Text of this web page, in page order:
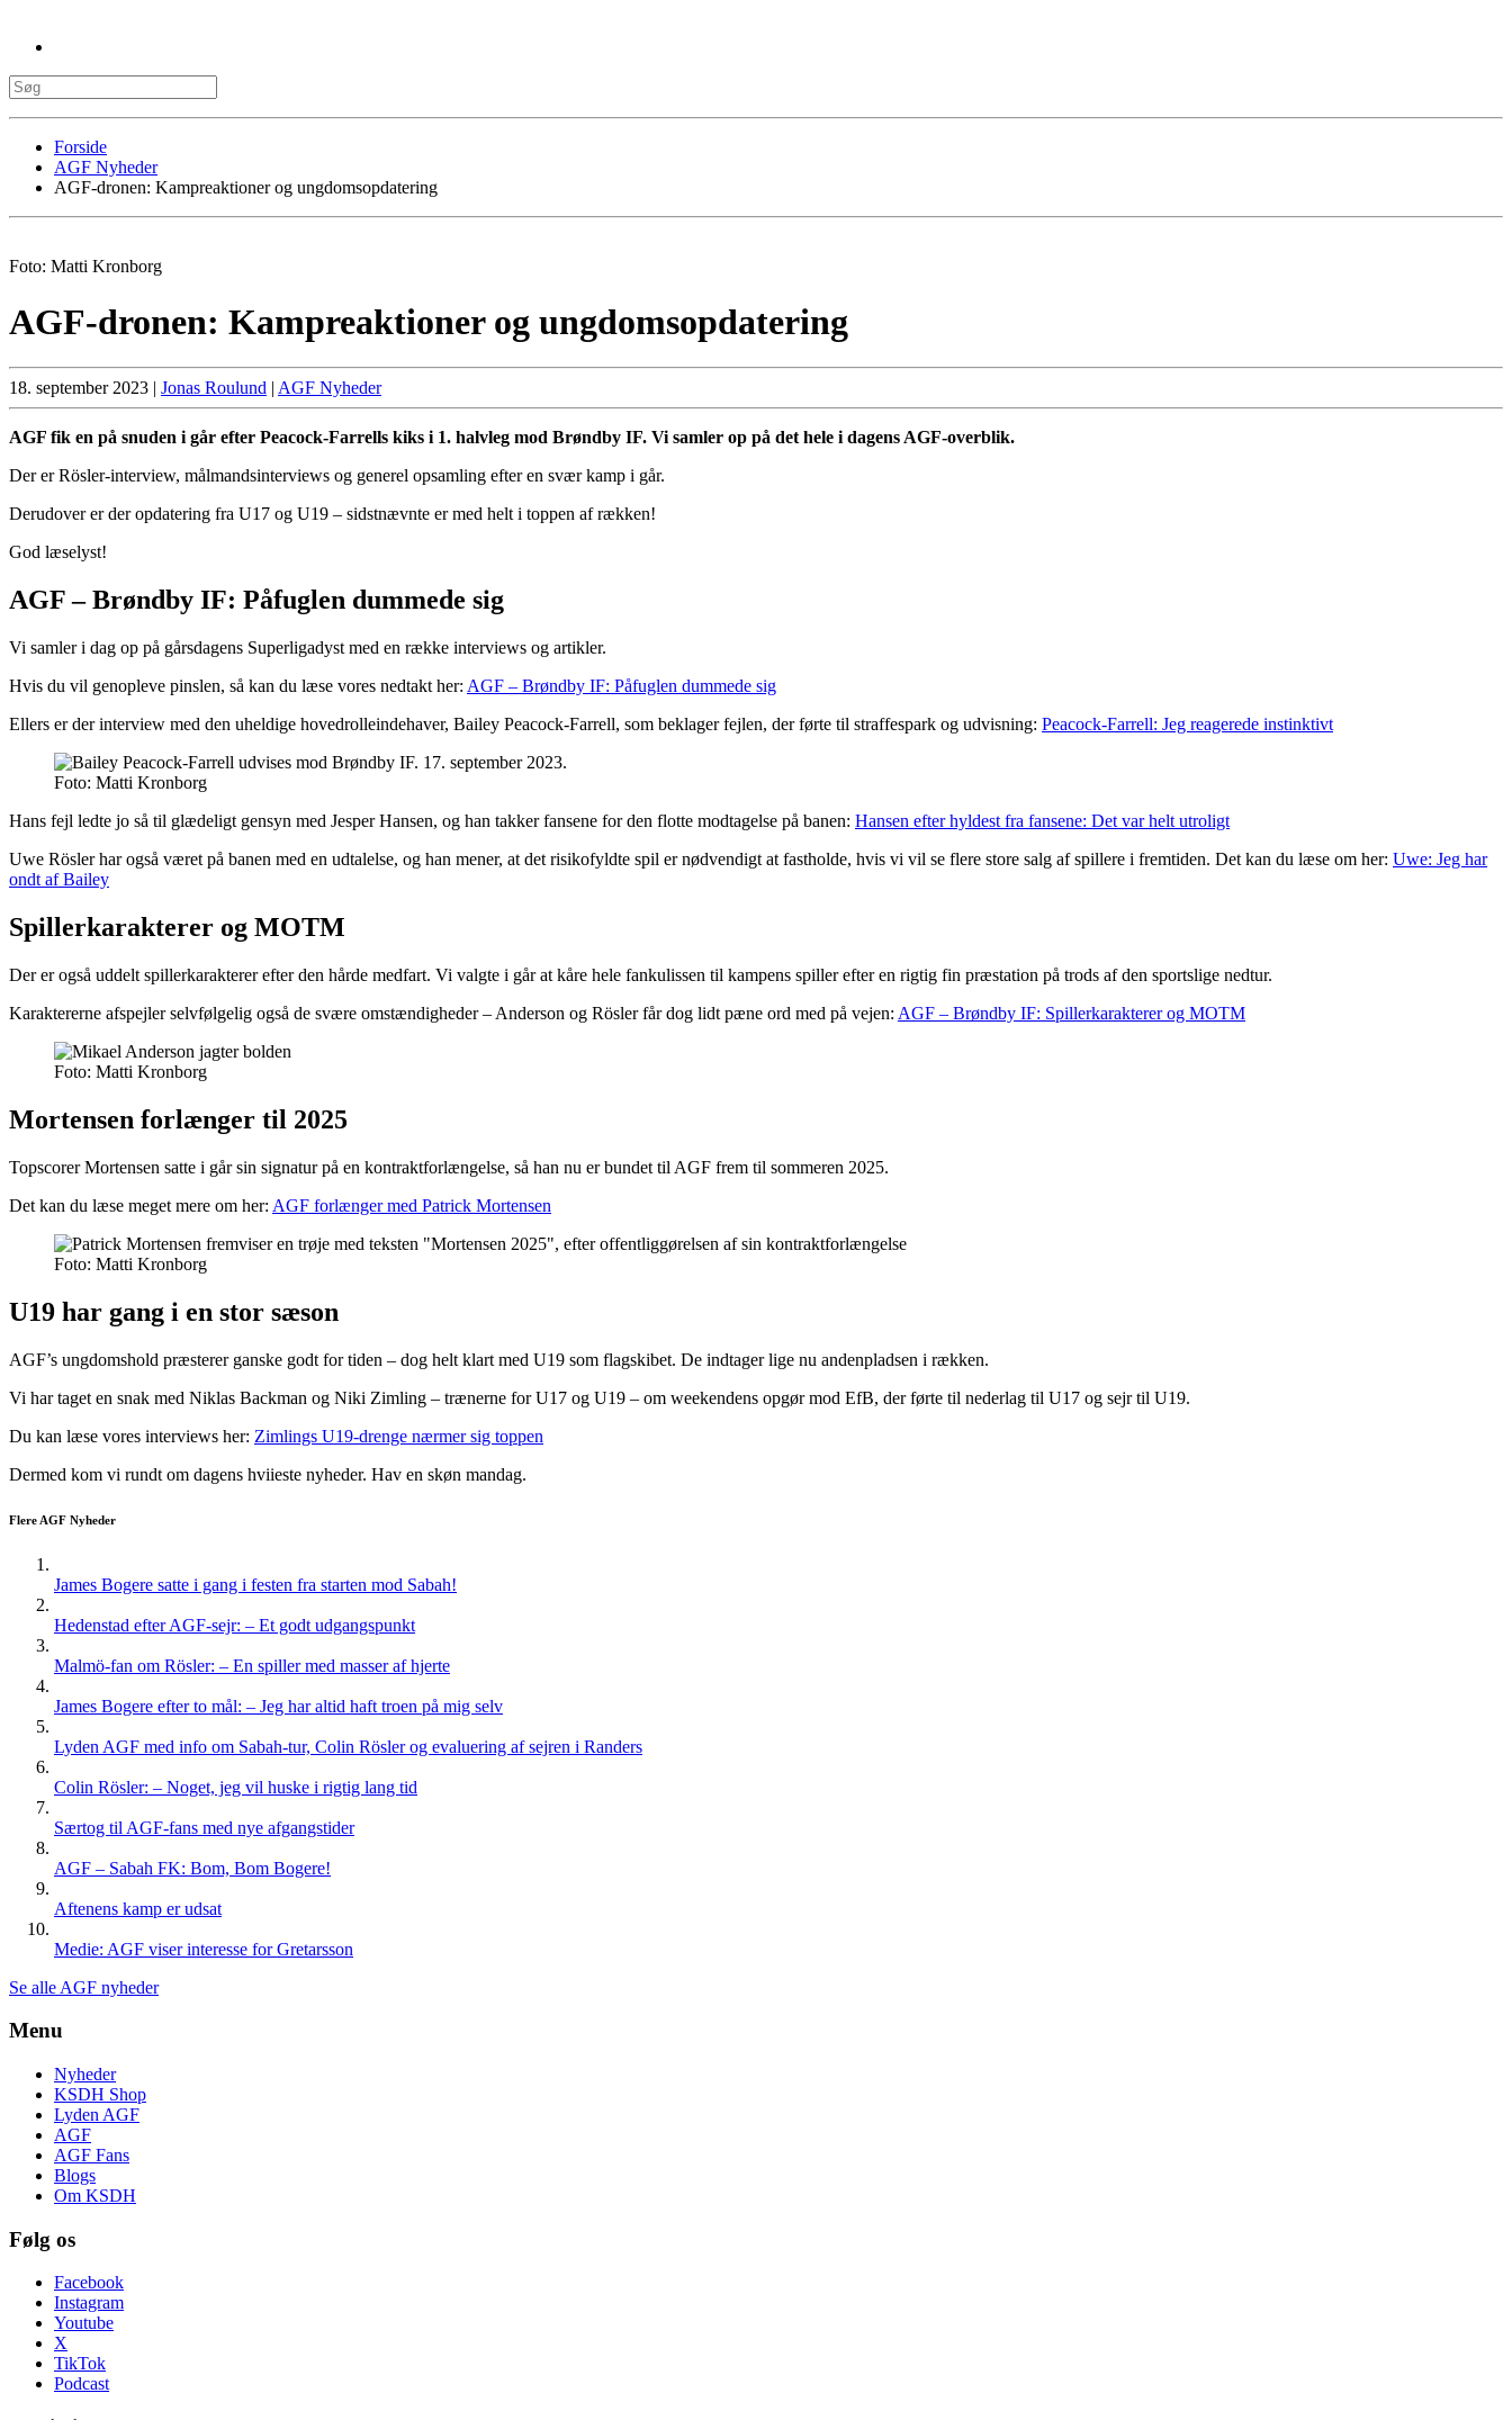
Forside
AGF Nyheder
AGF-dronen: Kampreaktioner og ungdomsopdatering
Foto: Matti Kronborg
AGF-dronen: Kampreaktioner og ungdomsopdatering
18. september 2023 | Jonas Roulund | AGF Nyheder
AGF fik en på snuden i går efter Peacock-Farrells kiks i 1. halvleg mod Brøndby IF. Vi samler op på det hele i dagens AGF-overblik.
Der er Rösler-interview, målmandsinterviews og generel opsamling efter en svær kamp i går.
Derudover er der opdatering fra U17 og U19 – sidstnævnte er med helt i toppen af rækken!
God læselyst!
AGF – Brøndby IF: Påfuglen dummede sig
Vi samler i dag op på gårsdagens Superligadyst med en række interviews og artikler.
Hvis du vil genopleve pinslen, så kan du læse vores nedtakt her: AGF – Brøndby IF: Påfuglen dummede sig
Ellers er der interview med den uheldige hovedrolleindehaver, Bailey Peacock-Farrell, som beklager fejlen, der førte til straffespark og udvisning: Peacock-Farrell: Jeg reagerede instinktivt
Foto: Matti Kronborg
Hans fejl ledte jo så til glædeligt gensyn med Jesper Hansen, og han takker fansene for den flotte modtagelse på banen: Hansen efter hyldest fra fansene: Det var helt utroligt
Uwe Rösler har også været på banen med en udtalelse, og han mener, at det risikofyldte spil er nødvendigt at fastholde, hvis vi vil se flere store salg af spillere i fremtiden. Det kan du læse om her: Uwe: Jeg har
ondt af Bailey
Spillerkarakterer og MOTM
Der er også uddelt spillerkarakterer efter den hårde medfart. Vi valgte i går at kåre hele fankulissen til kampens spiller efter en rigtig fin præstation på trods af den sportslige nedtur.
Karaktererne afspejler selvfølgelig også de svære omstændigheder – Anderson og Rösler får dog lidt pæne ord med på vejen: AGF – Brøndby IF: Spillerkarakterer og MOTM
Foto: Matti Kronborg
Mortensen forlænger til 2025
Topscorer Mortensen satte i går sin signatur på en kontraktforlængelse, så han nu er bundet til AGF frem til sommeren 2025.
Det kan du læse meget mere om her: AGF forlænger med Patrick Mortensen
Foto: Matti Kronborg
U19 har gang i en stor sæson
AGF’s ungdomshold præsterer ganske godt for tiden – dog helt klart med U19 som flagskibet. De indtager lige nu andenpladsen i rækken.
Vi har taget en snak med Niklas Backman og Niki Zimling – trænerne for U17 og U19 – om weekendens opgør mod EfB, der førte til nederlag til U17 og sejr til U19.
Du kan læse vores interviews her: Zimlings U19-drenge nærmer sig toppen
Dermed kom vi rundt om dagens hviieste nyheder. Hav en skøn mandag.
Flere AGF Nyheder
James Bogere satte i gang i festen fra starten mod Sabah!
Hedenstad efter AGF-sejr: – Et godt udgangspunkt
Malmö-fan om Rösler: – En spiller med masser af hjerte
James Bogere efter to mål: – Jeg har altid haft troen på mig selv
Lyden AGF med info om Sabah-tur, Colin Rösler og evaluering af sejren i Randers
Colin Rösler: – Noget, jeg vil huske i rigtig lang tid
Særtog til AGF-fans med nye afgangstider
AGF – Sabah FK: Bom, Bom Bogere!
Aftenens kamp er udsat
Medie: AGF viser interesse for Gretarsson
Se alle AGF nyheder
Menu
Nyheder
KSDH Shop
Lyden AGF
AGF
AGF Fans
Blogs
Om KSDH
Følg os
Facebook
Instagram
Youtube
X
TikTok
Podcast